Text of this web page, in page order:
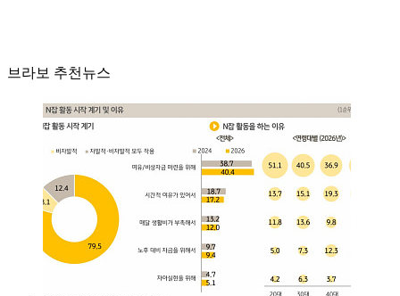
브라보 추천뉴스